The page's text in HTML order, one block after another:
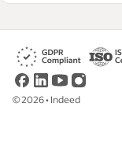
©2026• Indeed